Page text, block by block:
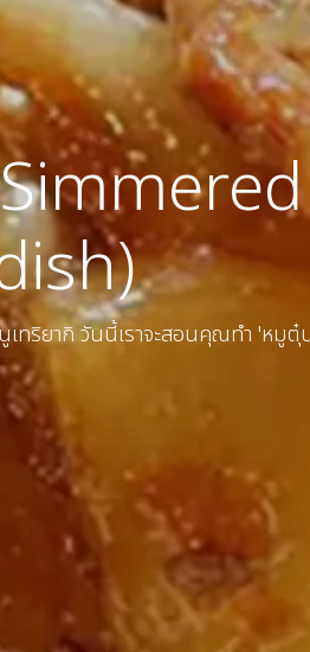
เทริยากิ วันนี้เราจะสอนคุณทำ 'หมูตุ๋